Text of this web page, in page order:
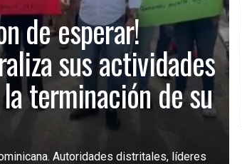
de esperar!
sus actividades
terminación de su
Autoridades distritales, líderes